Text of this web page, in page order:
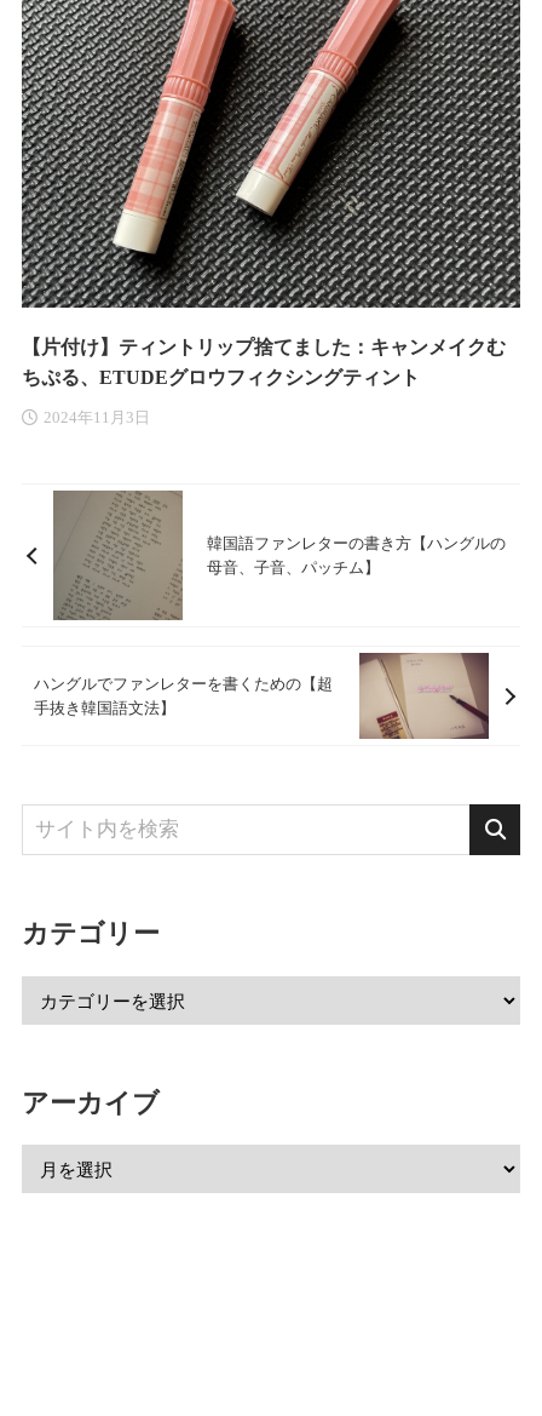
【片付け】ティントリップ捨てました：キャンメイクむ
ちぷる、ETUDEグロウフィクシングティント
2024年11月3日
韓国語ファンレターの書き方【ハングルの
母音、子音、パッチム】
ハングルでファンレターを書くための【超
手抜き韓国語文法】
カテゴリー
アーカイブ